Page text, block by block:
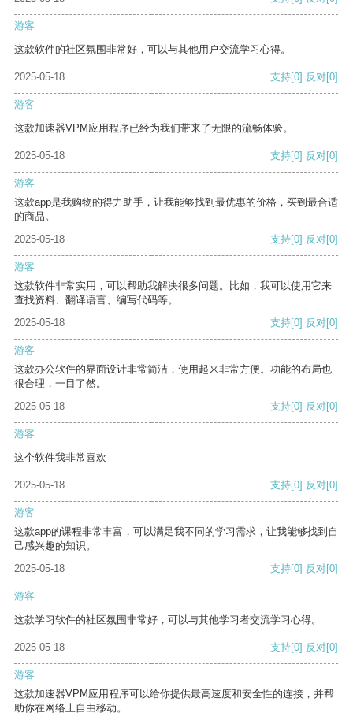
游客
这款软件的社区氛围非常好，可以与其他用户交流学习心得。
2025-05-18 支持[0] 反对[0]
游客
这款加速器VPM应用程序已经为我们带来了无限的流畅体验。
2025-05-18 支持[0] 反对[0]
游客
这款app是我购物的得力助手，让我能够找到最优惠的价格，买到最合适
的商品。
2025-05-18
支持[0] 反对[0]
游客
这款软件非常实用，可以帮助我解决很多问题。比如，我可以使用它来
查找资料、翻译语言、编写代码等。
2025-05-18
支持[0] 反对[0]
游客
这款办公软件的界面设计非常简洁，使用起来非常方便。功能的布局也
很合理，一目了然。
2025-05-18
支持[0] 反对[0]
游客
这个软件我非常喜欢
2025-05-18 支持[0] 反对[0]
游客
这款app的课程非常丰富，可以满足我不同的学习需求，让我能够找到自
己感兴趣的知识。
2025-05-18
支持[0] 反对[0]
游客
这款学习软件的社区氛围非常好，可以与其他学习者交流学习心得。
2025-05-18 支持[0] 反对[0]
游客
这款加速器VPM应用程序可以给你提供最高速度和安全性的连接，并帮
助你在网络上自由移动。